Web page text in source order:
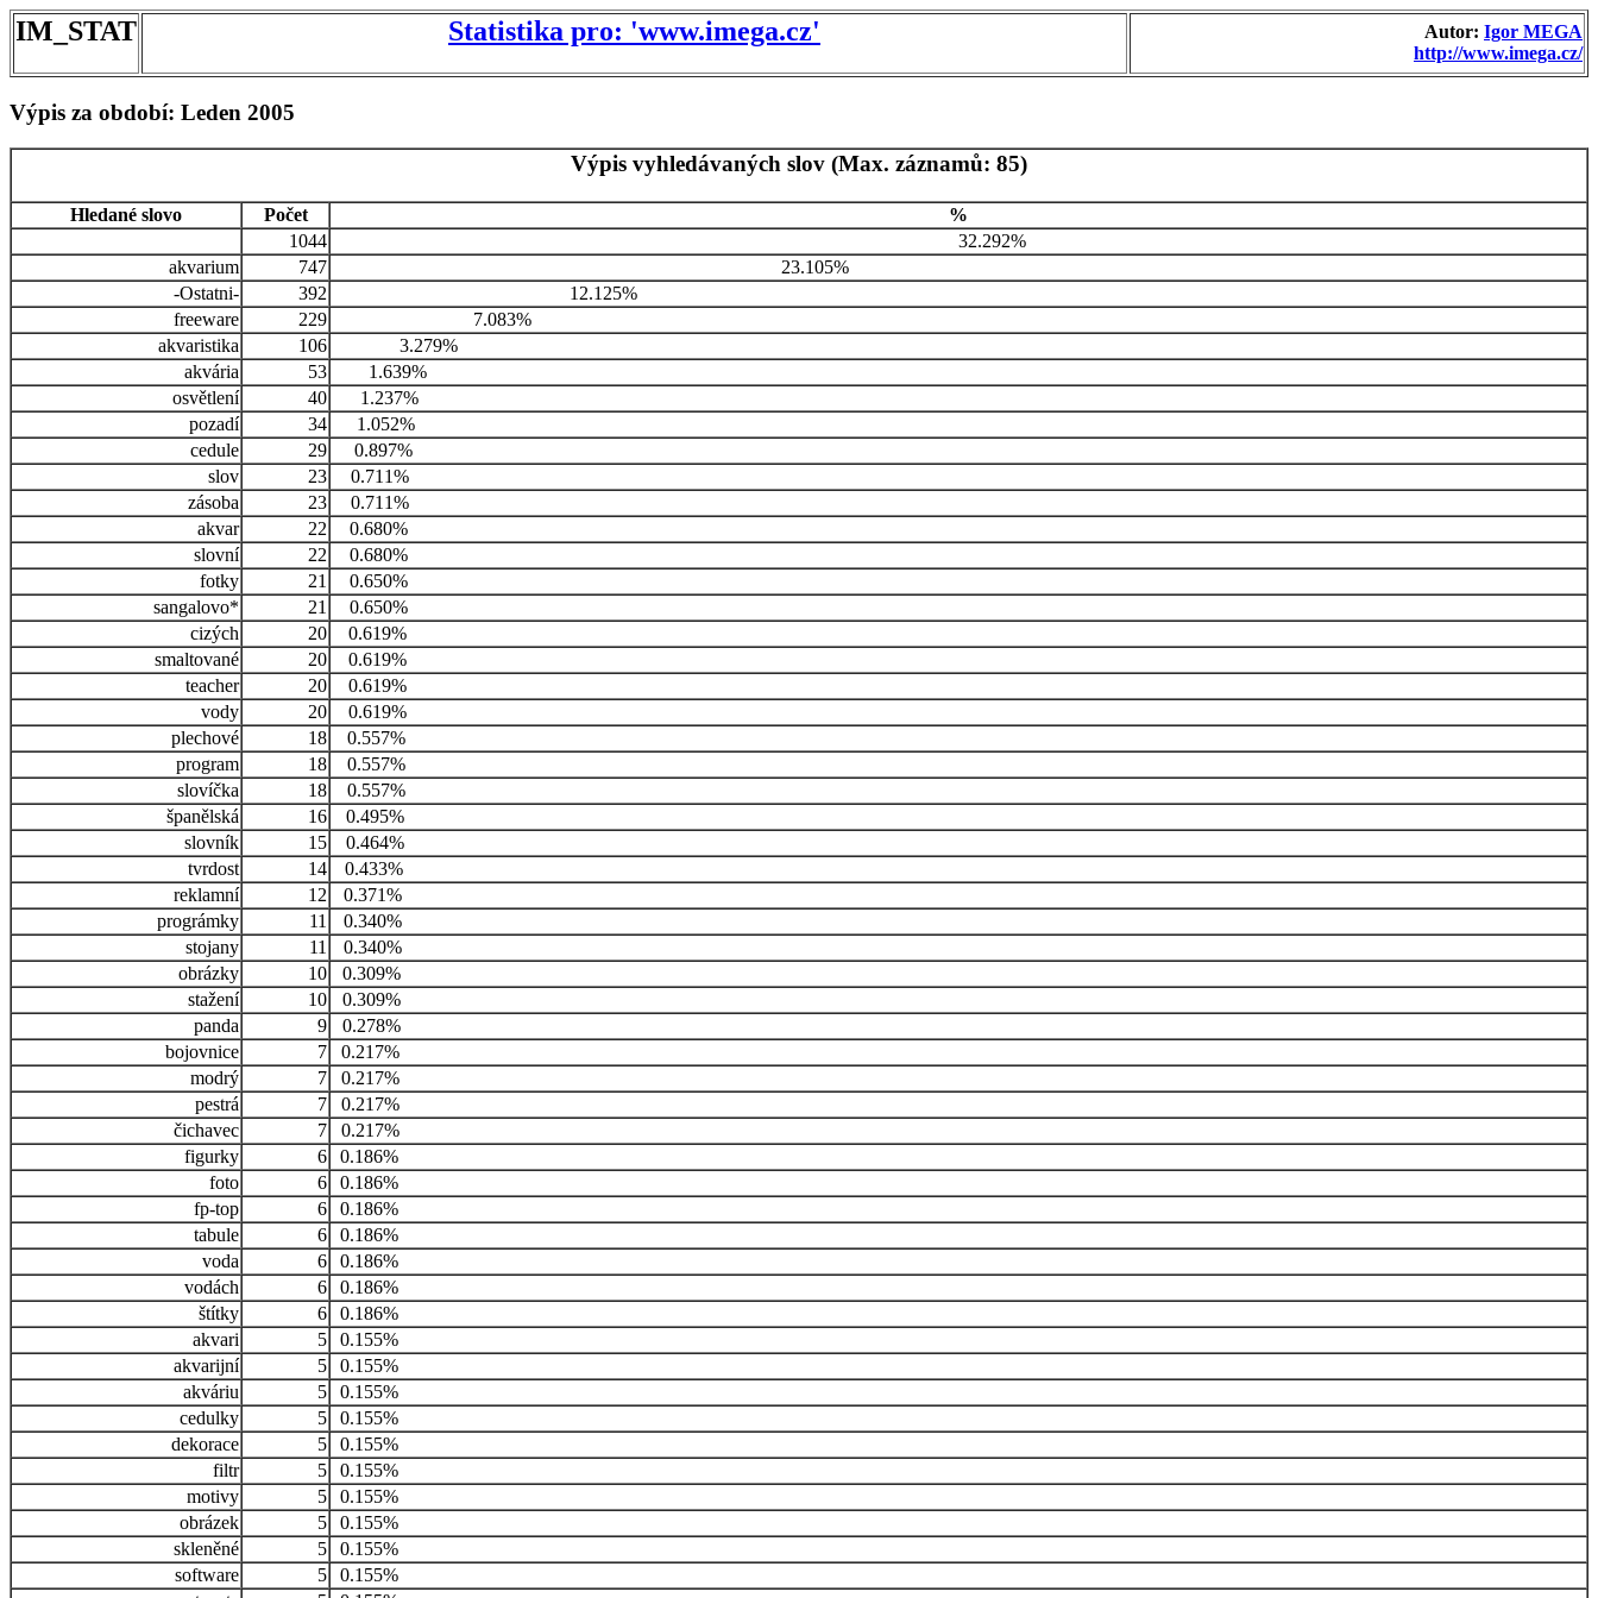
IM_STAT Statistika pro: 'www.imega.cz' Autor: Igor MEGA
http://www.imega.cz/
Výpis za období: Leden 2005
Výpis vyhledávaných slov (Max. záznamů: 85)
Hledané slovo Počet
%
1044
32.292%
akvarium
747
23.105%
-Ostatni-
392
12.125%
freeware
229
7.083%
akvaristika
106
3.279%
akvária
53
1.639%
osvětlení
40
1.237%
pozadí
34
1.052%
cedule
29
0.897%
slov
23
0.711%
zásoba
23
0.711%
akvar
22
0.680%
slovní
22
0.680%
fotky
21
0.650%
sangalovo*
21
0.650%
cizých
20
0.619%
smaltované
20
0.619%
teacher
20
0.619%
vody
20
0.619%
plechové
18
0.557%
program
18
0.557%
slovíčka
18
0.557%
španělská
16
0.495%
slovník
15
0.464%
tvrdost
14
0.433%
reklamní
12
0.371%
prográmky
11
0.340%
stojany
11
0.340%
obrázky
10
0.309%
stažení
10
0.309%
panda
9
0.278%
bojovnice
7
0.217%
modrý
7
0.217%
pestrá
7
0.217%
čichavec
7
0.217%
figurky
6
0.186%
foto
6
0.186%
fp-top
6
0.186%
tabule
6
0.186%
voda
6
0.186%
vodách
6
0.186%
štítky
6
0.186%
akvari
5
0.155%
akvarijní
5
0.155%
akváriu
5
0.155%
cedulky
5
0.155%
dekorace
5
0.155%
filtr
5
0.155%
motivy
5
0.155%
obrázek
5
0.155%
skleněné
5
0.155%
software
5
0.155%